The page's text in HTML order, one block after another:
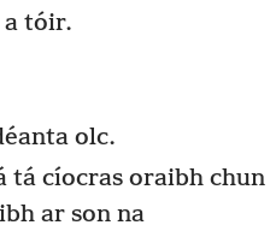
a tóir.
olc.
tá cíocras oraibh chun
ar son na